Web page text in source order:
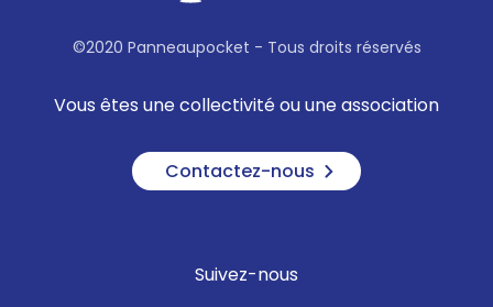
©2020 Panneaupocket - Tous droits réservés
Vous êtes une collectivité ou une association
Contactez-nous
Suivez-nous